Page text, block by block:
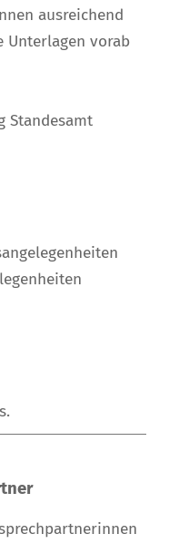
ausreichend
Unterlagen vorab
Standesamt